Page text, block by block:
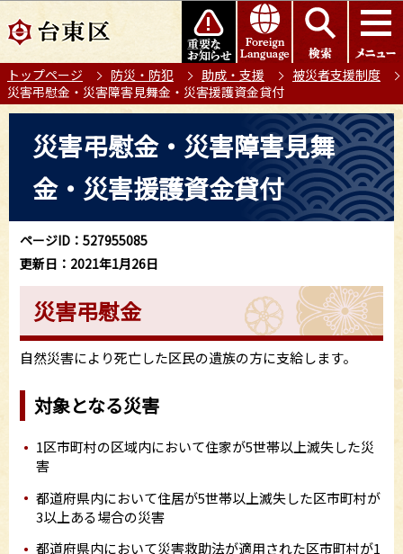
の
ー
ジ
このページの本文へ移動
トップページ 防災・防犯 助成・支援
被災者支援制度
災害弔慰金・災害障害見舞金・災害援護資金貸付
ら
災害弔慰金・災害障害見舞
金・災害援護資金貸付
ページID：527955085
更新日：2021年1月26日
災害弔慰金
自然災害により死亡した区民の遺族の方に支給します。
対象となる災害
1区市町村の区域内において住家が5世帯以上滅失した災
害
都道府県内において住居が5世帯以上滅失した区市町村が
3以上ある場合の災害
都道府県内において災害救助法が適用された区市町村が1